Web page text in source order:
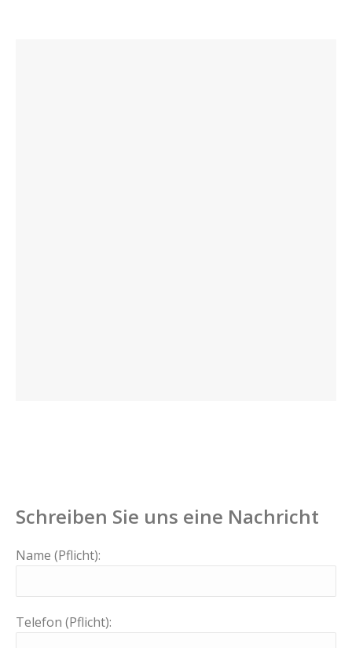
Schreiben Sie uns eine Nachricht
Name (Pflicht):
Telefon (Pflicht):